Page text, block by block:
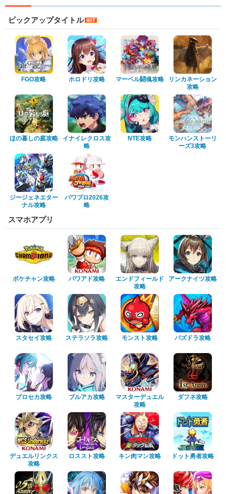
ピックアップタイトル
FGO攻略 ホロドリ攻略 マーベル闘魂攻略
リンカネーション
攻略
ほの暮しの庭攻略
イナイレクロス攻
略
NTE攻略
モンハンストーリ
ーズ3攻略
ジージェネエター
ナル攻略
パワプロ2026攻
略
スマホアプリ
ポケチャン攻略 パワアド攻略
エンドフィールド
攻略
アークナイツ攻略
スタセイ攻略 ステラソラ攻略 モンスト攻略 パズドラ攻略
プロセカ攻略 ブルアカ攻略
マスターデュエル
攻略
ダフネ攻略
デュエルリンクス
攻略
ロススト攻略 キン肉マン攻略 ドット勇者攻略